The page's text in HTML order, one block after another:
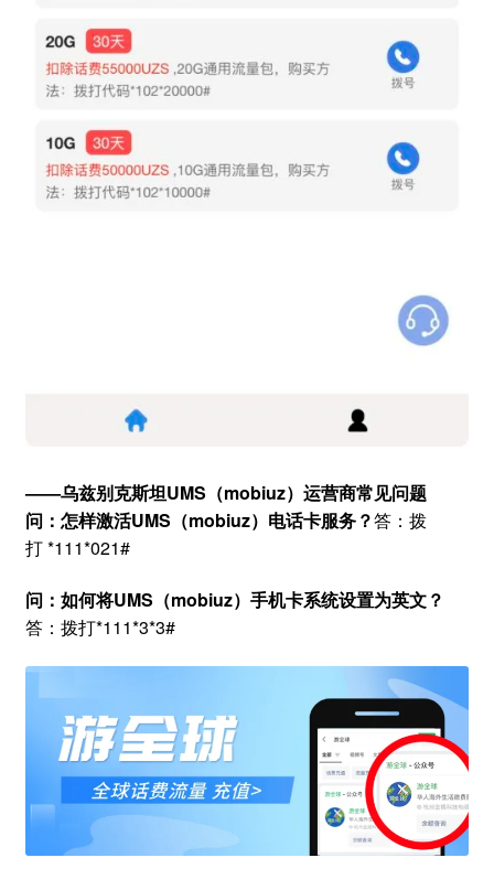
——乌兹别克斯坦UMS（mobiuz）运营商常见问题
问：怎样激活UMS（mobiuz）电话卡服务？答：拨
打 *111*021#
问： 如何将UMS（mobiuz）手机卡系统设置为英文？
答：拨打*111*3*3#